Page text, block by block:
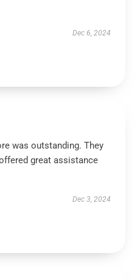
Dec 6, 2024
was outstanding. They
great assistance
Dec 3, 2024